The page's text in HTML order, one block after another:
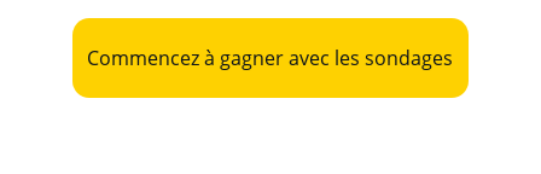
Commencez à gagner avec les sondages